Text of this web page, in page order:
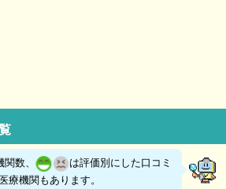
数、
は評価別にした口コミ
療機関もあります。